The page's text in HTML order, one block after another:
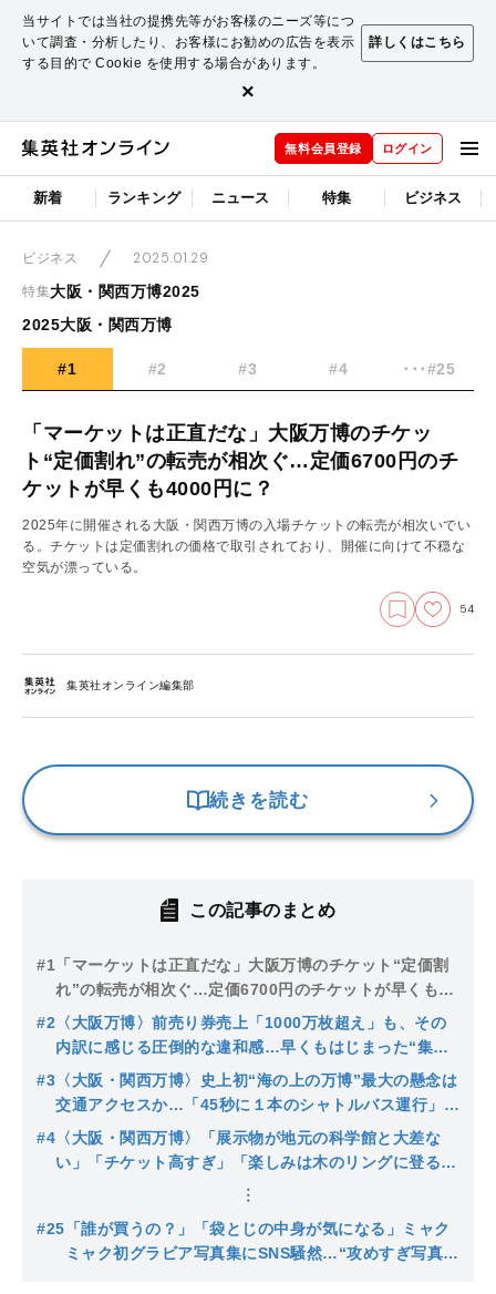
当サイトでは当社の提携先等がお客様のニーズ等につ
いて調査・分析したり、お客様にお勧めの広告を表示
する目的で Cookie を使用する場合があります。
詳しくはこちら
×
無料会員登録 ログイン
新着 ランキング ニュース 特集 ビジネス
ビジネス 2025.01.29
特集大阪・関西万博2025
2025大阪・関西万博
#1 #2 #3 #4 ･･･#25
「マーケットは正直だな」大阪万博のチケッ
ト“定価割れ”の転売が相次ぐ…定価6700円のチ
ケットが早くも4000円に？
2025年に開催される大阪・関西万博の入場チケットの転売が相次いでい
る。チケットは定価割れの価格で取引されており、開催に向けて不穏な
空気が漂っている。
54
集英社オンライン編集部
続きを読む
この記事のまとめ
#1 「マーケットは正直だな」大阪万博のチケット“定価割
れ”の転売が相次ぐ…定価6700円のチケットが早くも
4000円に？
#2 〈大阪万博〉前売り券売上「1000万枚超え」も、その
内訳に感じる圧倒的な違和感…早くもはじまった“集客
ミス”の戦犯さがし
#3 〈大阪・関西万博〉史上初“海の上の万博”最大の懸念は
交通アクセスか…「45秒に１本のシャトルバス運行」の
計画見直しも、専門家は「15秒に１本でも足りない可能
性も…」
#4 〈大阪・関西万博〉「展示物が地元の科学館と大差な
い」「チケット高すぎ」「楽しみは木のリングに登るこ
と」「70年万博の熱量はない」開幕まで10日、関西人
#25 「誰が買うの？」「袋とじの中身が気になる」ミャク
ミャク初グラビア写真集にSNS騒然…“攻めすぎ写真